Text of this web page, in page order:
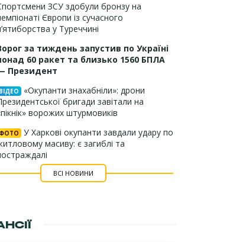
ЗСУ здобули бронзу на
Європи із сучасного
у Туреччині
за тиждень запустив по Україні
60 ракет та близько 1560 БПЛА
Президент
ВІДЕО
«Окупанти знахабніли»: дрони
бригади завітали на
ворожих штурмовиків
ФОТО
У Харкові окупанти завдали удару по
масиву: є загиблі та
ВСІ НОВИНИ